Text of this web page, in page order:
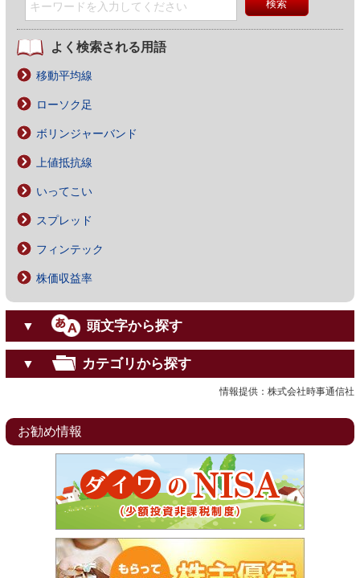
よく検索される用語
移動平均線
ローソク足
ボリンジャーバンド
上値抵抗線
いってこい
スプレッド
フィンテック
株価収益率
▼ 頭文字から探す
▼ カテゴリから探す
情報提供：株式会社時事通信社
お勧め情報